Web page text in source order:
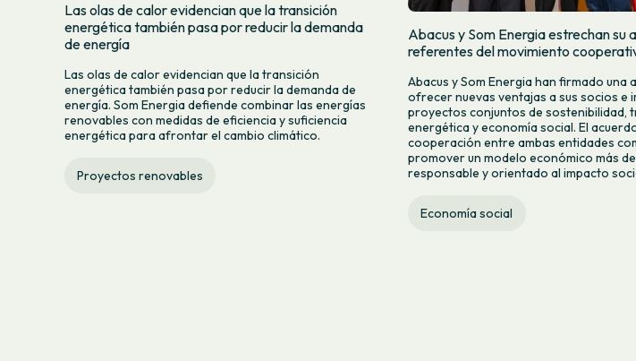
Las olas de calor evidencian que la transición
energética también pasa por reducir la demanda
de energía
Las olas de calor evidencian que la transición
energética también pasa por reducir la demanda de
energía. Som Energia defiende combinar las energías
renovables con medidas de eficiencia y suficiencia
energética para afrontar el cambio climático.
Proyectos renovables
Abacus y Som Energia estrechan su
referentes del movimiento
Abacus y Som Energia han firmado una
ofrecer nuevas ventajas a sus socios e
proyectos conjuntos de sostenibilidad,
energética y economía social. El
cooperación entre ambas entidades
promover un modelo económico más
responsable y orientado al impacto
Economía social